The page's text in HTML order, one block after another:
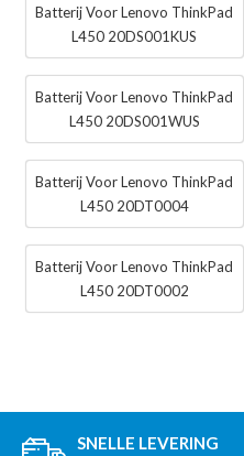
Batterij Voor Lenovo ThinkPad
L450 20DS001KUS
Batterij Voor Lenovo ThinkPad
L450 20DS001WUS
Batterij Voor Lenovo ThinkPad
L450 20DT0004
Batterij Voor Lenovo ThinkPad
L450 20DT0002
SNELLE LEVERING